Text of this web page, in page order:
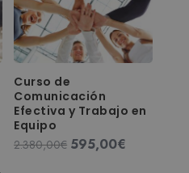
Curso de
Comunicación
Efectiva y Trabajo en
Equipo
2.380,00€ El
595,00€